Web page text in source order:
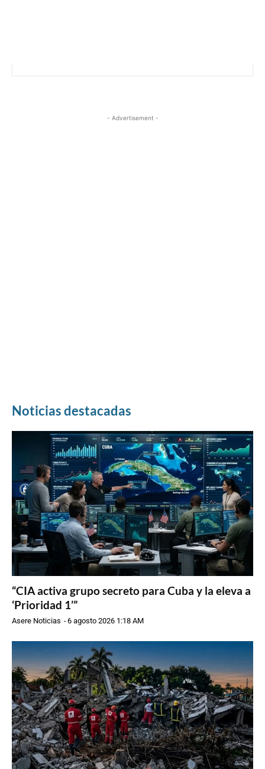
- Advertisement -
Noticias destacadas
“CIA activa grupo secreto para Cuba y la eleva a
‘Prioridad 1’”
Asere Noticias -6 agosto 2026 1:18 AM